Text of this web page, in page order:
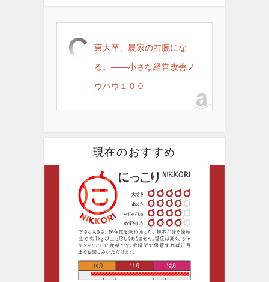
東大卒、農家の右腕にな
る。――小さな経営改善ノ
ウハウ１００
現在のおすすめ